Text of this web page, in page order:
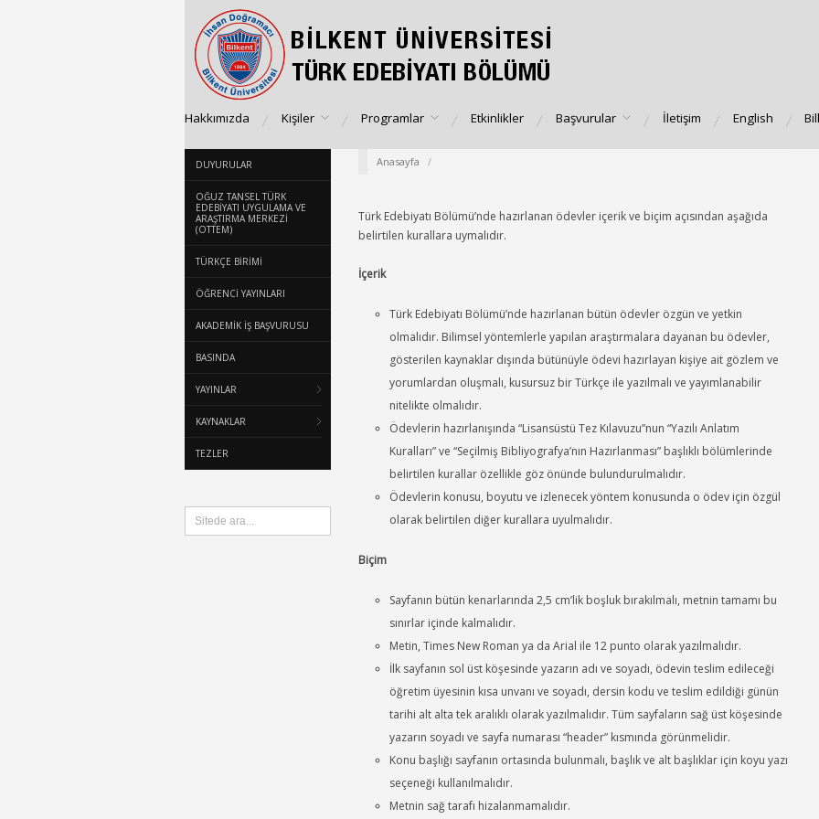
Hakkımızda Kişiler Programlar Etkinlikler Başvurular İletişim English
DUYURULAR
OĞUZ TANSEL TÜRK
EDEBIYATI UYGULAMA VE
ARAŞTIRMA MERKEZI
(OTTEM)
TÜRKÇE BİRİMİ
ÖĞRENCİ YAYINLARI
AKADEMİK İŞ BAŞVURUSU
BASINDA
YAYINLAR
KAYNAKLAR
TEZLER
Anasayfa /
Türk Edebiyatı Bölümü’nde hazırlanan ödevler içerik ve biçim açısından aşağıda
belirtilen kurallara uymalıdır.
İçerik
Türk Edebiyatı Bölümü’nde hazırlanan bütün ödevler özgün ve yetkin
olmalıdır. Bilimsel yöntemlerle yapılan araştırmalara dayanan bu ödevler,
gösterilen kaynaklar dışında bütünüyle ödevi hazırlayan kişiye ait gözlem ve
yorumlardan oluşmalı, kusursuz bir Türkçe ile yazılmalı ve yayımlanabilir
nitelikte olmalıdır.
Ödevlerin hazırlanışında “Lisansüstü Tez Kılavuzu”nun “Yazılı Anlatım
Kuralları” ve “Seçilmiş Bibliyografya’nın Hazırlanması” başlıklı bölümlerinde
belirtilen kurallar özellikle göz önünde bulundurulmalıdır.
Ödevlerin konusu, boyutu ve izlenecek yöntem konusunda o ödev için özgül
olarak belirtilen diğer kurallara uyulmalıdır.
Biçim
Sayfanın bütün kenarlarında 2,5 cm’lik boşluk bırakılmalı, metnin tamamı bu
sınırlar içinde kalmalıdır.
Metin, Times New Roman ya da Arial ile 12 punto olarak yazılmalıdır.
İlk sayfanın sol üst köşesinde yazarın adı ve soyadı, ödevin teslim edileceği
öğretim üyesinin kısa unvanı ve soyadı, dersin kodu ve teslim edildiği günün
tarihi alt alta tek aralıklı olarak yazılmalıdır. Tüm sayfaların sağ üst köşesinde
yazarın soyadı ve sayfa numarası “header” kısmında görünmelidir.
Konu başlığı sayfanın ortasında bulunmalı, başlık ve alt başlıklar için koyu yazı
seçeneği kullanılmalıdır.
Metnin sağ tarafı hizalanmamalıdır.